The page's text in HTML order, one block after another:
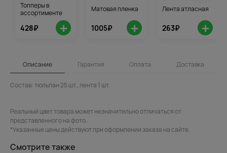
Топперы в
ассортименте
428₽ +
Матовая пленка
1005₽ +
Лента атласная
263₽ +
Описание Гарантия Оплата Доставка
Состав: тюльпан 25 шт., лента 1 шт.
Реальный цвет товара может незначительно отличаться от
представленного на фото.
*Указанные цены действуют при оформлении заказа на сайте.
Смотрите также